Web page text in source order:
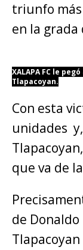
triunfo más
en la grada
XALAPA FC le
Tlapacoyan.
Con esta
unidades
que va de
de